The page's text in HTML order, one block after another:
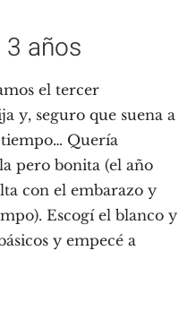
años
el tercer
y, seguro que suena a
Quería
pero bonita (el año
con el embarazo y
Escogí el blanco y
y empecé a